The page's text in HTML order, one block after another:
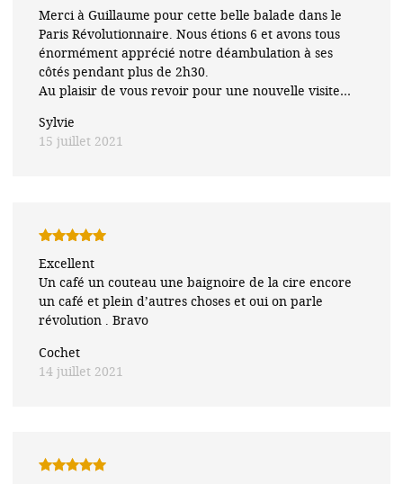
5
Sylvie
15 juillet 2021
Merci à Guillaume pour cette belle balade dans le
Paris Révolutionnaire. Nous étions 6 et avons tous
énormément apprécié notre déambulation à ses
côtés pendant plus de 2h30.
Au plaisir de vous revoir pour une nouvelle visite…
5
Cochet
14 juillet 2021
Excellent
Un café un couteau une baignoire de la cire encore
un café et plein d’autres choses et oui on parle
révolution . Bravo